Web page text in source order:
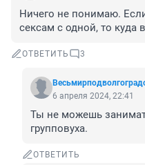
Ничего не понимаю.
сексам с одной, то куда
ОТВЕТИТЬ 3
6 апреля 2024, 22:41
Ты не можешь
групповуха.
ОТВЕТИТЬ